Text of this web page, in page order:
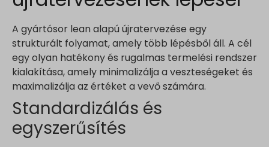
A gyártósor lean alapú újratervezése egy
strukturált folyamat, amely több lépésből áll. A cél
egy olyan hatékony és rugalmas termelési rendszer
kialakítása, amely minimalizálja a veszteségeket és
maximalizálja az értéket a vevő számára.
Standardizálás és
egyszerűsítés
www.google.pl
www.google.ro
www.google.rs
www.google.sk
www.gstatic.com